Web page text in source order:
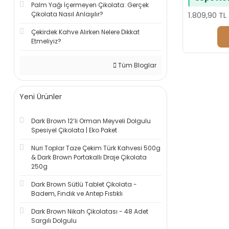
Palm Yağı İçermeyen Çikolata: Gerçek
Çikolata Nasıl Anlaşılır?
Çekirdek Kahve Alırken Nelere Dikkat
Etmeliyiz?
Tüm Bloglar
Yeni Ürünler
Dark Brown 12’li Orman Meyveli Dolgulu
Spesiyel Çikolata | Eko Paket
Nuri Toplar Taze Çekim Türk Kahvesi 500g
& Dark Brown Portakallı Draje Çikolata
250g
Dark Brown Sütlü Tablet Çikolata -
Badem, Fındık ve Antep Fıstıklı
Dark Brown Nikah Çikolatası - 48 Adet
Sargılı Dolgulu
1.809,90 TL